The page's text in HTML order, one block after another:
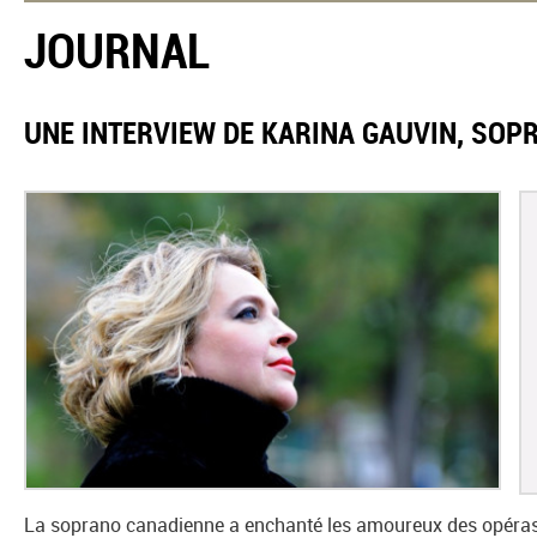
JOURNAL
UNE INTERVIEW DE KARINA GAUVIN,
La soprano canadienne a enchanté les amoureux des